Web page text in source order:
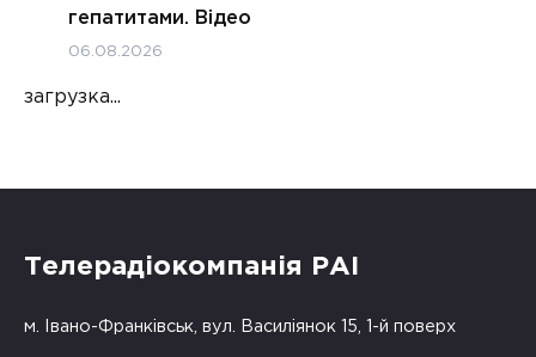
гепатитами. Відео
06.08.2026
загрузка...
Телерадіокомпанія РАІ
м. Івано-Франківськ, вул. Василіянок 15, 1-й поверх